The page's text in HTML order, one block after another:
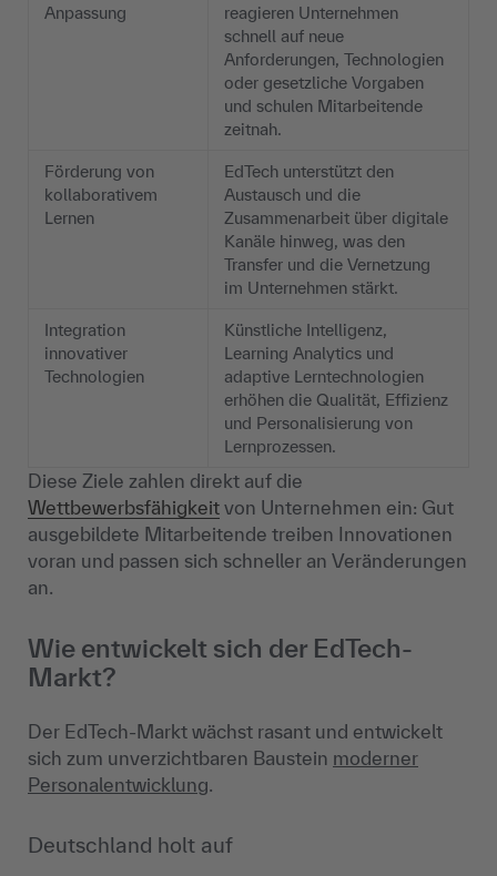
Anpassung
reagieren Unternehmen
schnell auf neue
Anforderungen, Technologien
oder gesetzliche Vorgaben
und schulen Mitarbeitende
zeitnah.
Förderung von
kollaborativem
Lernen
EdTech unterstützt den
Austausch und die
Zusammenarbeit über digitale
Kanäle hinweg, was den
Transfer und die Vernetzung
im Unternehmen stärkt.
Integration
innovativer
Technologien
Künstliche Intelligenz,
Learning Analytics und
adaptive Lerntechnologien
erhöhen die Qualität, Effizienz
und Personalisierung von
Lernprozessen.
Diese Ziele zahlen direkt auf die
Wettbewerbsfähigkeit von Unternehmen ein: Gut
ausgebildete Mitarbeitende treiben Innovationen
voran und passen sich schneller an Veränderungen
an.
Wie entwickelt sich der EdTech-
Markt?
Der EdTech-Markt wächst rasant und entwickelt
sich zum unverzichtbaren Baustein moderner
Personalentwicklung.
Deutschland holt auf